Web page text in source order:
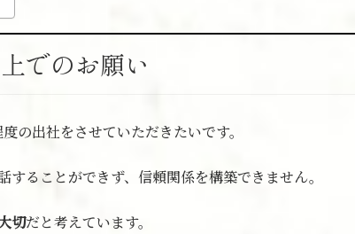
でのお願い
の出社をさせていただきたいです。
ることができず、信頼関係を構築できません。
切だと考えています。